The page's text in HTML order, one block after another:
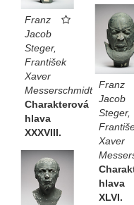
vlastníctve
Österreichische
Katarína Chmelinová ●
from the collection /
Müllerová ; [Katarína
Slovart, 2008.
Franz
Jacob
Steger,
František
Xaver
Messerschmidt
Charakterová
hlava
XXXVIII.
Franz
Jacob
Steger,
Xaver
hlava
XLVI.